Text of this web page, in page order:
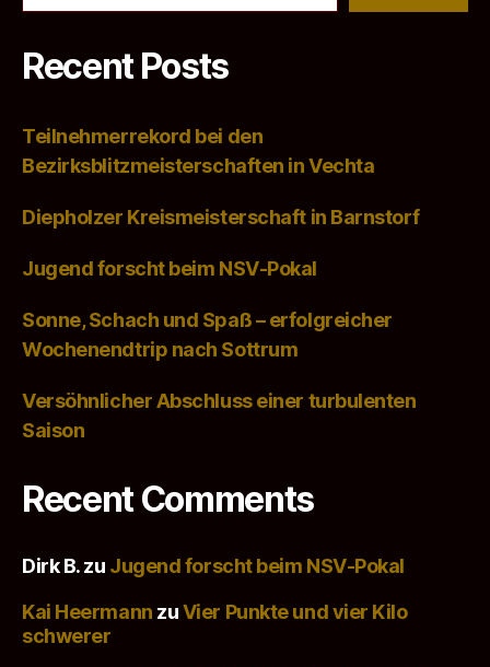
Recent Posts
Teilnehmerrekord bei den
Bezirksblitzmeisterschaften in Vechta
Diepholzer Kreismeisterschaft in Barnstorf
Jugend forscht beim NSV-Pokal
Sonne, Schach und Spaß – erfolgreicher
Wochenendtrip nach Sottrum
Versöhnlicher Abschluss einer turbulenten
Saison
Recent Comments
Dirk B.zu Jugend forscht beim NSV-Pokal
Kai Heermann zuVier Punkte und vier Kilo
schwerer